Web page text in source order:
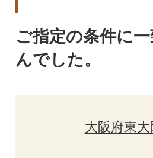
ご指定の条件に
んでした。
大阪府東